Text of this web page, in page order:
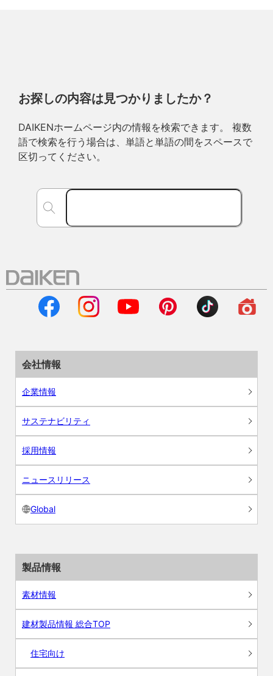
お探しの内容は見つかりましたか？
DAIKENホームページ内の情報を検索できます。 複数
語で検索を行う場合は、単語と単語の間をスペースで
区切ってください。
会社情報
企業情報
サステナビリティ
採用情報
ニュースリリース
Global
製品情報
素材情報
建材製品情報 総合TOP
住宅向け